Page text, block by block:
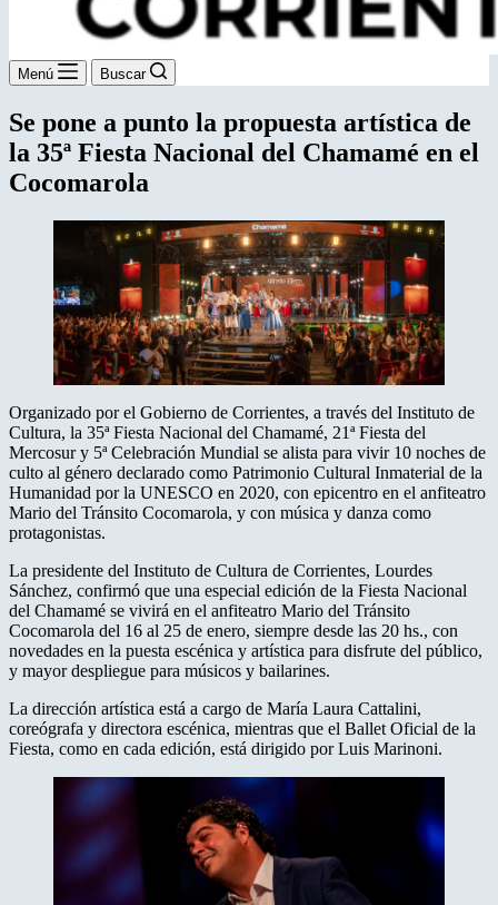
Menú Buscar
Se pone a punto la propuesta artística de
la 35ª Fiesta Nacional del Chamamé en el
Cocomarola
Organizado por el Gobierno de Corrientes, a través del Instituto de
Cultura, la 35ª Fiesta Nacional del Chamamé, 21ª Fiesta del
Mercosur y 5ª Celebración Mundial se alista para vivir 10 noches de
culto al género declarado como Patrimonio Cultural Inmaterial de la
Humanidad por la UNESCO en 2020, con epicentro en el anfiteatro
Mario del Tránsito Cocomarola, y con música y danza como
protagonistas.
La presidente del Instituto de Cultura de Corrientes, Lourdes
Sánchez, confirmó que una especial edición de la Fiesta Nacional
del Chamamé se vivirá en el anfiteatro Mario del Tránsito
Cocomarola del 16 al 25 de enero, siempre desde las 20 hs., con
novedades en la puesta escénica y artística para disfrute del público,
y mayor despliegue para músicos y bailarines.
La dirección artística está a cargo de María Laura Cattalini,
coreógrafa y directora escénica, mientras que el Ballet Oficial de la
Fiesta, como en cada edición, está dirigido por Luis Marinoni.